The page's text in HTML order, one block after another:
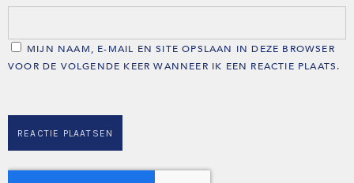
MIJN NAAM, E-MAIL EN SITE OPSLAAN IN DEZE BROWSER
VOOR DE VOLGENDE KEER WANNEER IK EEN REACTIE PLAATS.